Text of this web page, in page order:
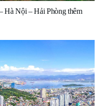
Hà Nội – Hải Phòng thêm